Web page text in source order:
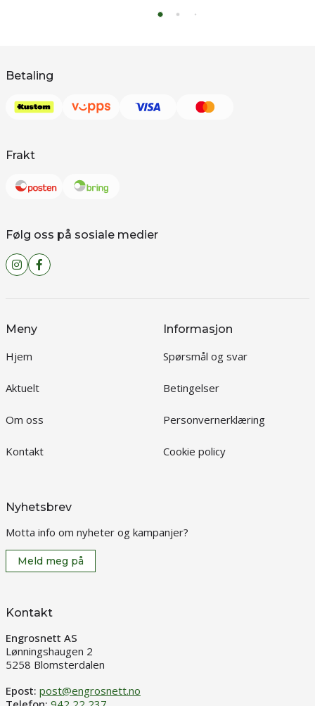
Betaling
Frakt
Følg oss på sosiale medier
Meny
Hjem
Aktuelt
Om oss
Kontakt
Informasjon
Spørsmål og svar
Betingelser
Personvernerklæring
Cookie policy
Nyhetsbrev
Motta info om nyheter og kampanjer?
Meld meg på
Kontakt
Engrosnett AS
Lønningshaugen 2
5258 Blomsterdalen
Epost: post@engrosnett.no